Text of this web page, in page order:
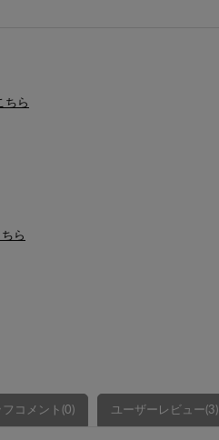
ちら
ら
フコメント(0) ユーザーレビュー(3)